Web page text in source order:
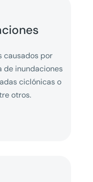
causados por
de inundaciones
ciclónicas o
otros.